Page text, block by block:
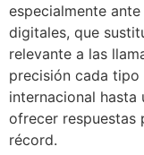
especialmente
digitales, que
relevante a las
precisión cada
internacional
ofrecer respuestas
récord.